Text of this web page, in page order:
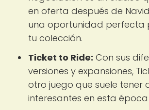
en oferta después de
una oportunidad perfecta
tu colección.
Ticket to Ride: Con sus
versiones y expansiones,
otro juego que suele tener
interesantes en esta